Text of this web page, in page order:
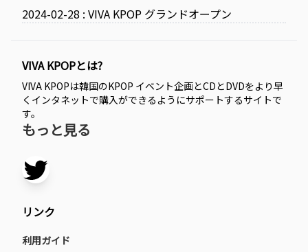
2024-02-28 : VIVA KPOP グランドオープン
VIVA KPOPとは?
VIVA KPOPは韓国のKPOP イベント企画とCDとDVDをより早
くインタネットで購入ができるようにサポートするサイトで
す。
もっと見る
リンク
利用ガイド